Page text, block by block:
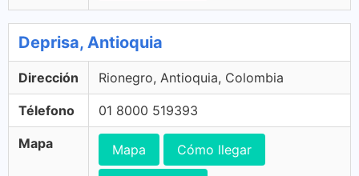
Deprisa, Antioquia
Dirección Rionegro, Antioquia, Colombia
Télefono 01 8000 519393
Mapa Mapa Cómo llegar